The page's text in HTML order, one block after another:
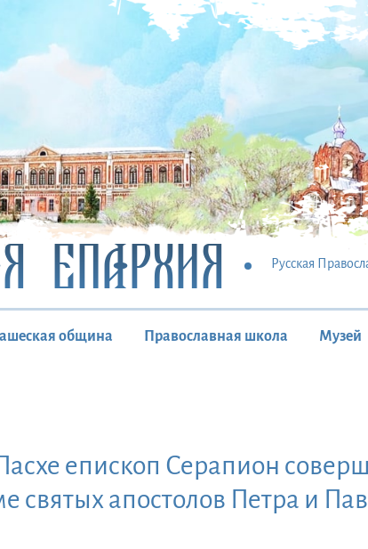
ЕПАРХИЯ Русская
община Православная школа Музей
епископ Серапион
святых апостолов Петра и